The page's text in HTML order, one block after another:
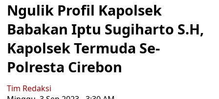
Ngulik Profil Kapolsek
Babakan Iptu Sugiharto S.H,
Kapolsek Termuda Se-
Polresta Cirebon
Tim Redaksi